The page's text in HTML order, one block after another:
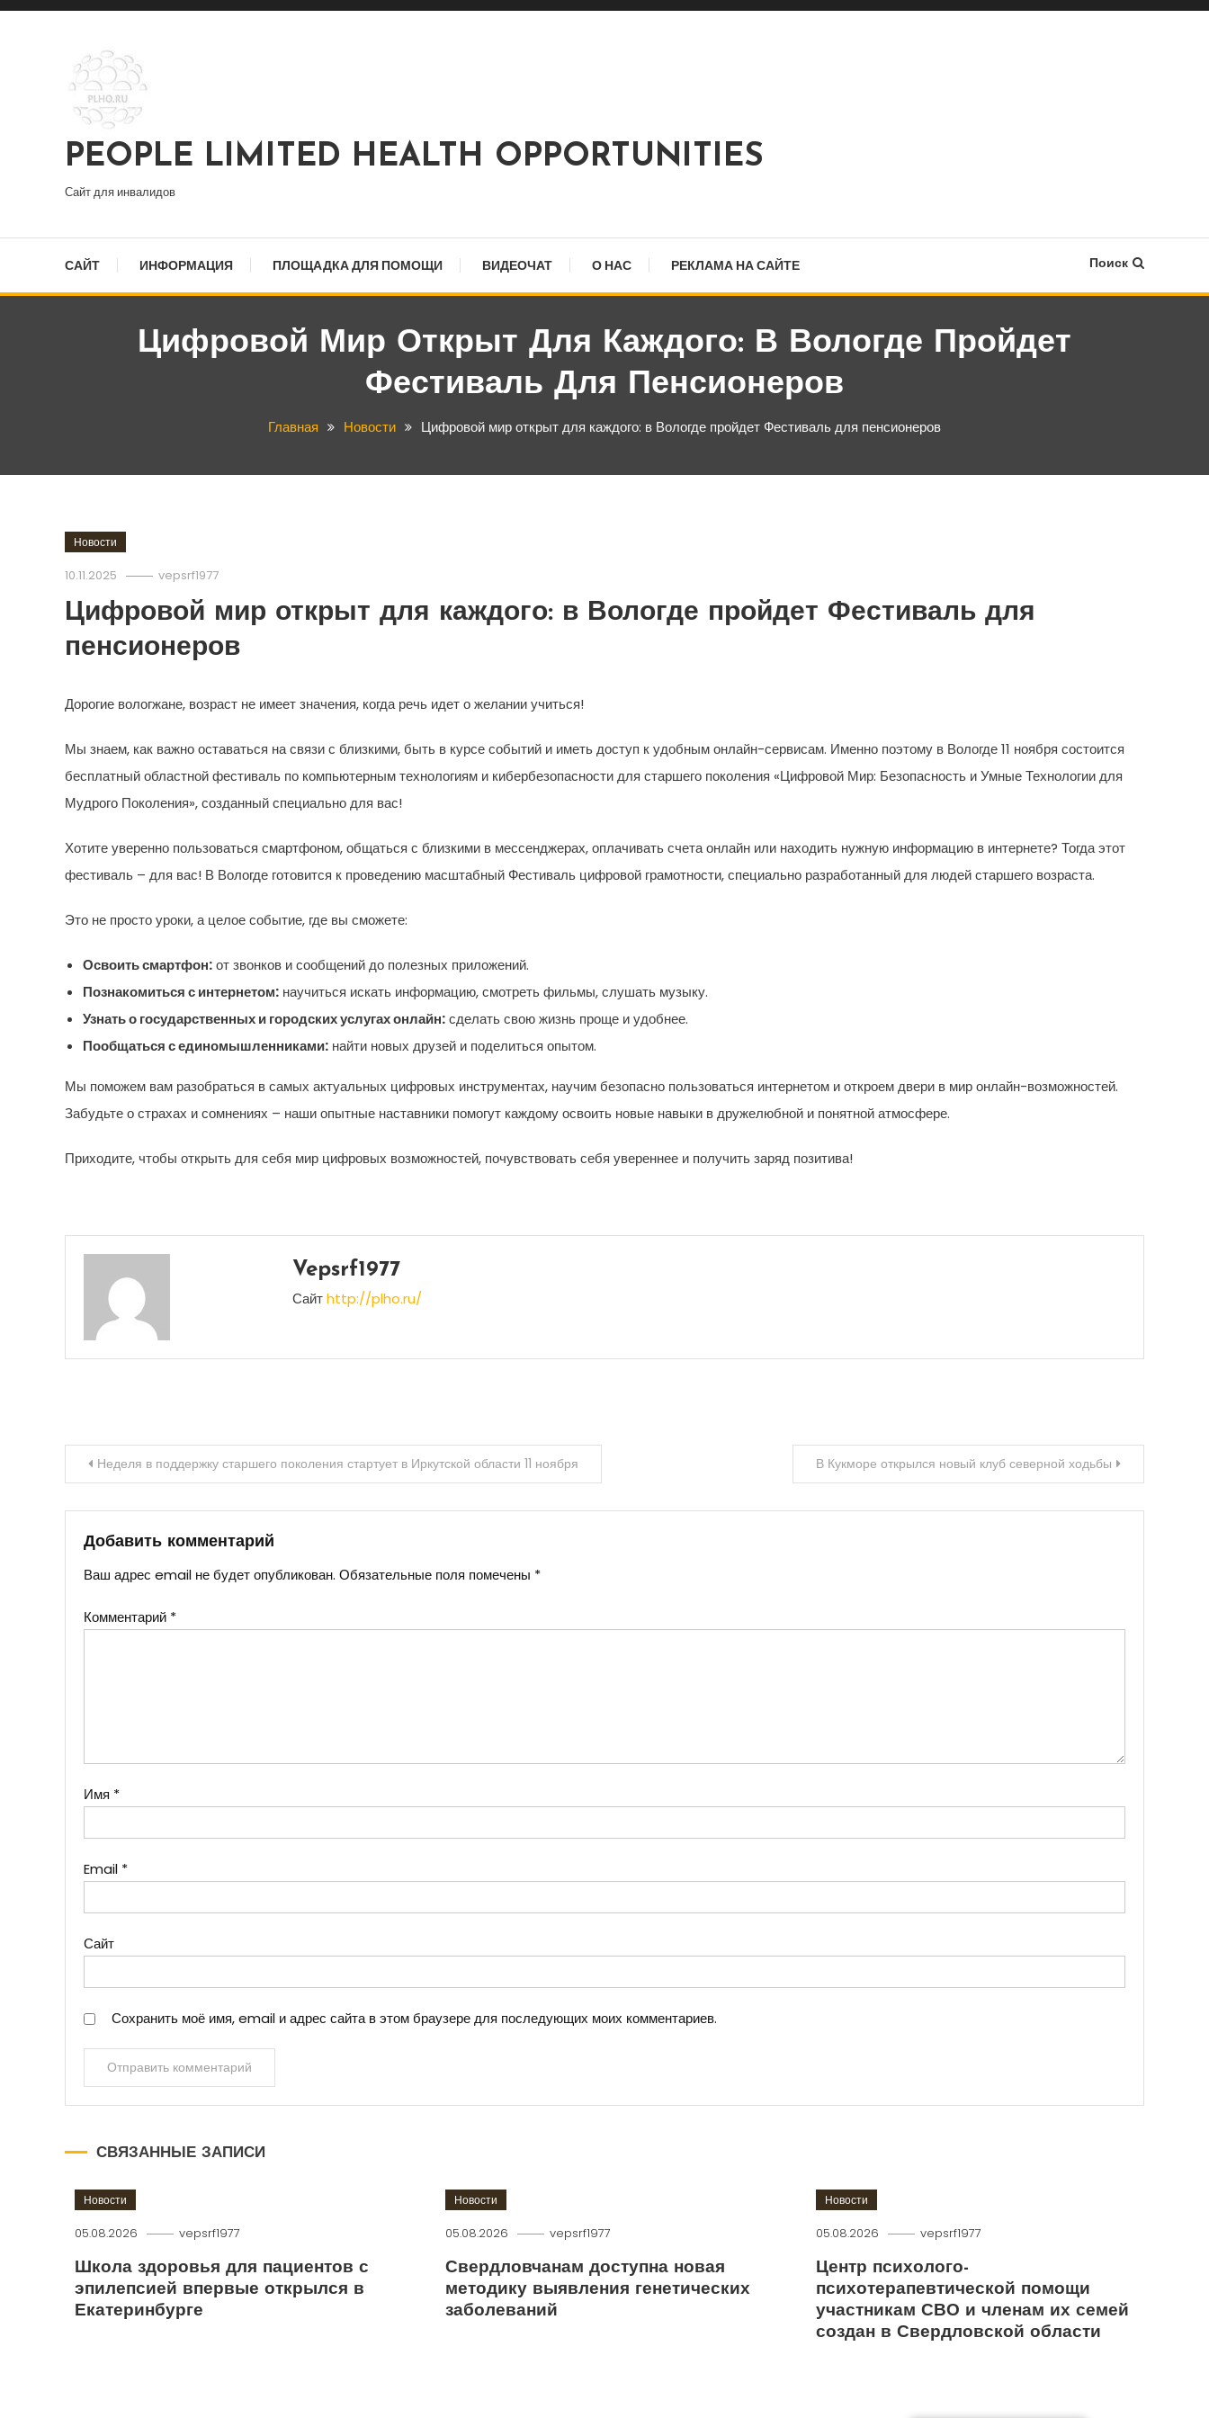
Перейти
содержимому
PEOPLE LIMITED HEALTH OPPORTUNITIES
Сайт для инвалидов
САЙТ ИНФОРМАЦИЯ ПЛОЩАДКА ДЛЯ ПОМОЩИ ВИДЕОЧАТ О НАС РЕКЛАМА НА САЙТЕ Поиск
Цифровой Мир Открыт Для Каждого: В Вологде Пройдет
Фестиваль Для Пенсионеров
Главная Новости Цифровой мир открыт для каждого: в Вологде пройдет Фестиваль для пенсионеров
Новости
10.11.2025 vepsrf1977
Цифровой мир открыт для каждого: в Вологде пройдет Фестиваль для
пенсионеров
Дорогие вологжане, возраст не имеет значения, когда речь идет о желании учиться!
Мы знаем, как важно оставаться на связи с близкими, быть в курсе событий и иметь доступ к удобным онлайн-сервисам. Именно поэтому в Вологде 11 ноября состоится
бесплатный областной фестиваль по компьютерным технологиям и кибербезопасности для старшего поколения «Цифровой Мир: Безопасность и Умные Технологии для
Мудрого Поколения», созданный специально для вас!
Хотите уверенно пользоваться смартфоном, общаться с близкими в мессенджерах, оплачивать счета онлайн или находить нужную информацию в интернете? Тогда этот
фестиваль – для вас! В Вологде готовится к проведению масштабный Фестиваль цифровой грамотности, специально разработанный для людей старшего возраста.
Это не просто уроки, а целое событие, где вы сможете:
Освоить смартфон:от звонков и сообщений до полезных приложений.
Познакомиться с интернетом: научиться искать информацию, смотреть фильмы, слушать музыку.
Узнать о государственных и городских услугах онлайн:сделать свою жизнь проще и удобнее.
Пообщаться с единомышленниками: найти новых друзей и поделиться опытом.
Мы поможем вам разобраться в самых актуальных цифровых инструментах, научим безопасно пользоваться интернетом и откроем двери в мир онлайн-возможностей.
Забудьте о страхах и сомнениях – наши опытные наставники помогут каждому освоить новые навыки в дружелюбной и понятной атмосфере.
Приходите, чтобы открыть для себя мир цифровых возможностей, почувствовать себя увереннее и получить заряд позитива!
Vepsrf1977
Сайт http://plho.ru/
Навигация
по
записям
Неделя в поддержку старшего поколения стартует в Иркутской области 11 ноября В Кукморе открылся новый клуб северной ходьбы
Добавить комментарий
Ваш адрес email не будет опубликован. Обязательные поля помечены *
Комментарий *
Имя *
Email *
Сайт
Сохранить моё имя, email и адрес сайта в этом браузере для последующих моих комментариев.
СВЯЗАННЫЕ ЗАПИСИ
Новости
05.08.2026 vepsrf1977
Школа здоровья для пациентов с
эпилепсией впервые открылся в
Екатеринбурге
Новости
05.08.2026 vepsrf1977
Свердловчанам доступна новая
методику выявления генетических
заболеваний
Новости
05.08.2026 vepsrf1977
Центр психолого-
психотерапевтической помощи
участникам СВО и членам их семей
создан в Свердловской области